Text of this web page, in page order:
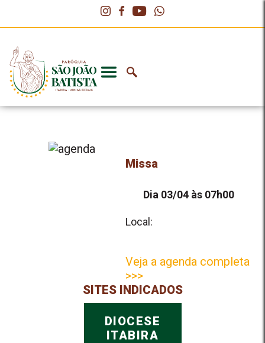
Missa
Dia 03/04 às 07h00
Local:
Veja a agenda completa
>>>
SITES INDICADOS
DIOCESE
ITABIRA